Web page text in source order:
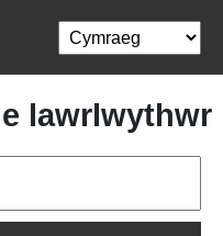
lawrlwythwr